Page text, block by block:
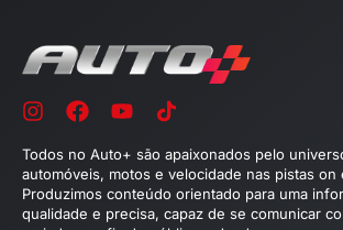
Todos no Auto+ são apaixonados pelo
automóveis, motos e velocidade nas pistas on
Produzimos conteúdo orientado para uma
qualidade e precisa, capaz de se comunicar